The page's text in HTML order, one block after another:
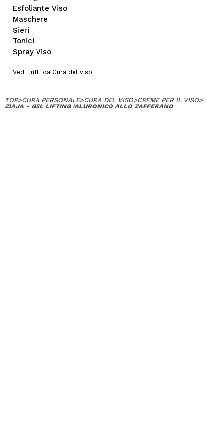
Esfoliante Viso
Maschere
Sieri
Tonici
Spray Viso
Vedi tutti da Cura del viso
TOP>CURA PERSONALE>CURA DEL VISO>CREME PER IL VISO>
ZIAJA - GEL LIFTING IALURONICO ALLO ZAFFERANO